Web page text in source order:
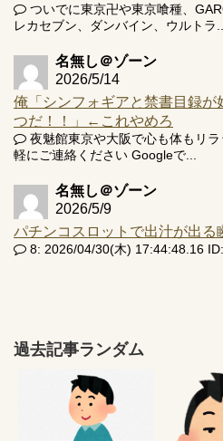
ついでに東京卍や東京喰種、
レカセブン、ダンバイン、ウルトラ...
名無し＠ゾーン
2026/5/14
俺「シンフォギアと禁書目録
つだ！！」←これやめろ
夜魅館東京や大阪で心も体もリ
軽にご連絡ください Googleで...
名無し＠ゾーン
2026/5/9
パチンコスロットで出汁が出る
8: 2026/04/30(木) 17:44:48.16
過去記事ランダム